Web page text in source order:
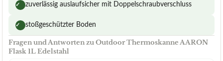
✓ zuverlässig auslaufsicher mit Doppelschraubverschluss
✓ stoßgeschützter Boden
Fragen und Antworten zu Outdoor Thermoskanne AARON
Flask 1L Edelstahl